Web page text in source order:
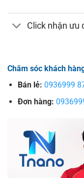
Click nhận ưu
Chăm sóc khách
Bán lẻ: 0936999
Đơn hàng: